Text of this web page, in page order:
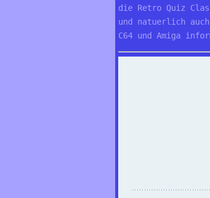
die Retro Quiz
und natuerlich
C64 und Amiga